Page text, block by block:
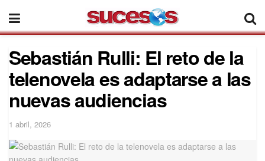
Sebastián Rulli: El reto de la
telenovela es adaptarse a las
nuevas audiencias
1 abril, 2026